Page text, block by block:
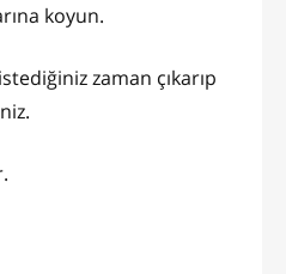
koyun.
zaman çıkarıp